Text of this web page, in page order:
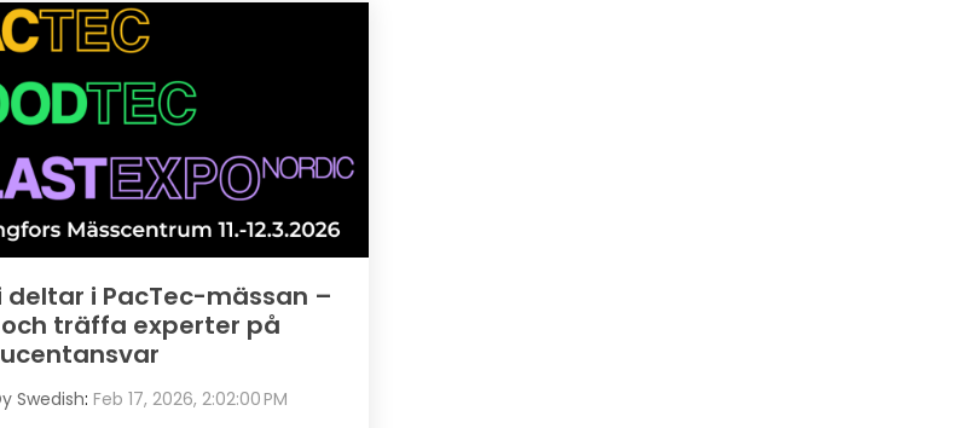
deltar i PacTec-mässan –
träffa experter på
Swedish: Feb 17, 2026, 2:02:00 PM